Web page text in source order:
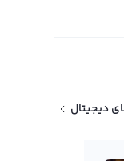
دیجیتال